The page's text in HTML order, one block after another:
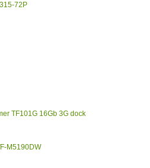
72P
TF101G 16Gb 3G dock
M5190DW